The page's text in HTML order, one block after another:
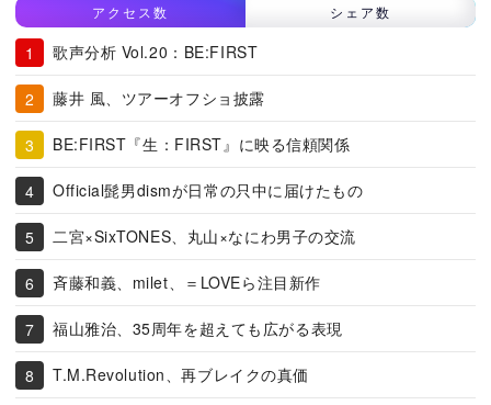
アクセス数 シェア数
歌声分析 Vol.20：BE:FIRST
藤井 風、ツアーオフショ披露
BE:FIRST『生：FIRST』に映る信頼関係
Official髭男dismが日常の只中に届けたもの
二宮×SixTONES、丸山×なにわ男子の交流
斉藤和義、milet、＝LOVEら注目新作
福山雅治、35周年を超えても広がる表現
T.M.Revolution、再ブレイクの真価